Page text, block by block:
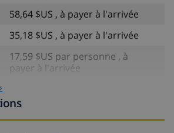
58,64 $US , à payer à l'arrivée
35,18 $US , à payer à l'arrivée
17,59 $US par personne , à
payer à l'arrivée
l'arrivée
113,75 $US